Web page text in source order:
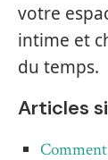
votre
intime et
du temps.
Articles